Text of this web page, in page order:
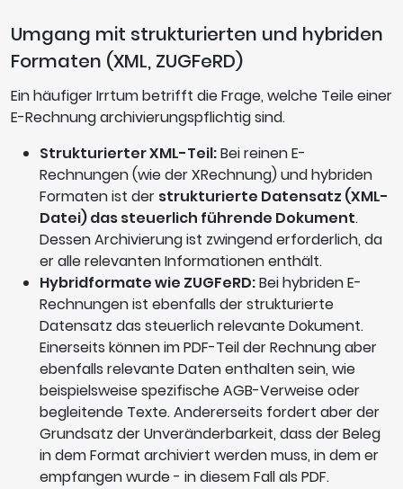
Umgang mit strukturierten und hybriden
Formaten (XML, ZUGFeRD)
Ein häufiger Irrtum betrifft die Frage, welche Teile einer
E-Rechnung archivierungspflichtig sind.
Strukturierter XML-Teil:Bei reinen E-
Rechnungen (wie der XRechnung) und hybriden
Formaten ist der strukturierte Datensatz (XML-
Datei) das steuerlich führende Dokument.
Dessen Archivierung ist zwingend erforderlich, da
er alle relevanten Informationen enthält.
Hybridformate wie ZUGFeRD:Bei hybriden E-
Rechnungen ist ebenfalls der strukturierte
Datensatz das steuerlich relevante Dokument.
Einerseits können im PDF-Teil der Rechnung aber
ebenfalls relevante Daten enthalten sein, wie
beispielsweise spezifische AGB-Verweise oder
begleitende Texte. Andererseits fordert aber der
Grundsatz der Unveränderbarkeit, dass der Beleg
in dem Format archiviert werden muss, in dem er
empfangen wurde - in diesem Fall als PDF.